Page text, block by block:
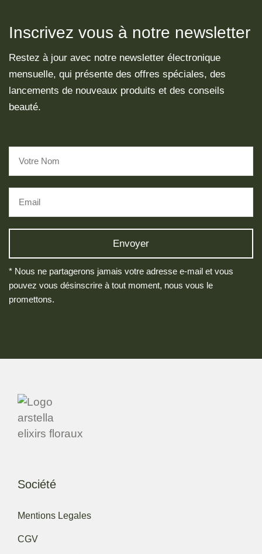
Inscrivez vous à notre newsletter
Restez à jour avec notre newsletter électronique
mensuelle, qui présente des offres spéciales, des
lancements de nouveaux produits et des conseils
beauté.
* Nous ne partagerons jamais votre adresse e-mail et vous
pouvez vous désinscrire à tout moment, nous vous le
promettons.
Société
Mentions Legales
CGV